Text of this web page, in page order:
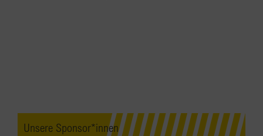
Unsere Sponsor*innen